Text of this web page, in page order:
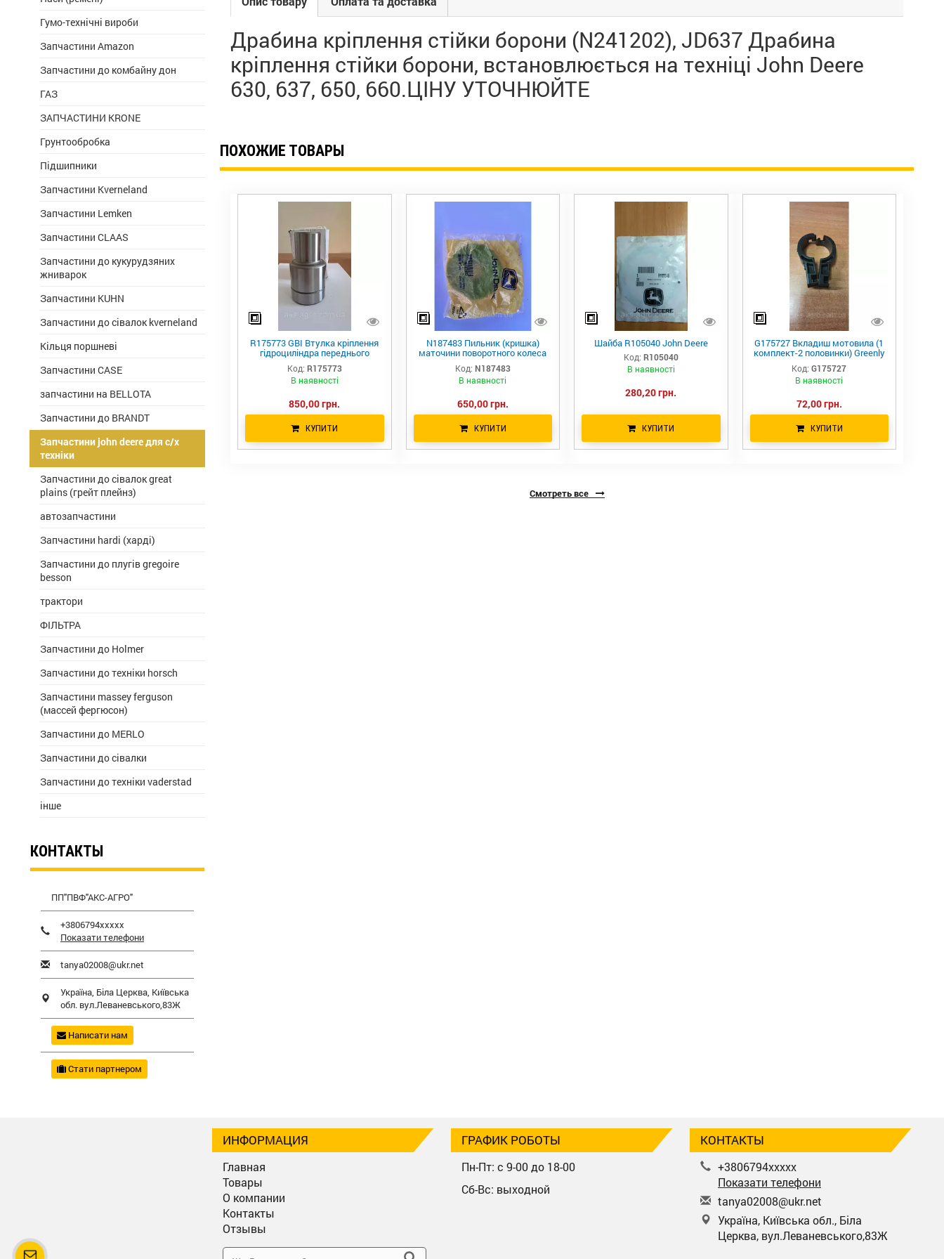
Драбина кріплення стійки борони (N241202), JD637 Драбина
кріплення стійки борони, встановлюється на техніці John Deere
630, 637, 650, 660.ЦІНУ УТОЧНЮЙТЕ
ПОХОЖИЕ ТОВАРЫ
R175773 GBI Втулка кріплення
гідроциліндра переднього
важеля підвіски R537928 JD
Код: R175773
В наявності
850,00 грн.
КУПИТИ
N187483 Пильник (кришка)
маточини поворотного колеса
john Deere
Код: N187483
В наявності
650,00 грн.
КУПИТИ
Шайба R105040 John Deere
Код: R105040
В наявності
280,20 грн.
КУПИТИ
G175727 Вкладиш мотовила (1
комплект-2 половинки) Greenly
Machinery H136954 G175727
H175727 9842300 243736
89842300 1347084C1
Код: G175727
В наявності
72,00 грн.
КУПИТИ
Смотреть все
Гумо-технічні вироби
Запчастини Amazon
Запчастини до комбайну дон
ГАЗ
ЗАПЧАСТИНИ KRONE
Грунтообробка
Підшипники
Запчастини Kverneland
Запчастини Lemken
Запчастини CLAAS
Запчастини до кукурудзяних
жниварок
Запчастини KUHN
Запчастини до сівалок kverneland
Кільця поршневі
Запчастини CASE
запчастини на BELLOTA
Запчастини до BRANDT
Запчастини john deere для с/х
техніки
Запчастини до сівалок great
plains (грейт плейнз)
автозапчастини
Запчастини hardi (харді)
Запчастини до плугів gregoire
besson
трактори
ФІЛЬТРА
Запчастини до Holmer
Запчастини до техніки horsch
Запчастини massey ferguson
(массей фергюсон)
Запчастини до MERLO
Запчастини до сівалки
Запчастини до техніки vaderstad
інше
КОНТАКТЫ
ПП"ПВФ"АКС-АГРО"
+3806794xxxxx
Показати телефони
tanya02008@ukr.net
Україна, Біла Церква, Київська
обл. вул.Леваневського,83Ж
Написати нам
Стати партнером
ИНФОРМАЦИЯ
Главная
Товары
О компании
Контакты
Отзывы
ГРАФИК РОБОТЫ
Пн-Пт: с 9-00 до 18-00
Сб-Вс: выходной
КОНТАКТЫ
+3806794xxxxx
Показати телефони
tanya02008@ukr.net
Україна, Київська обл., Біла
Церква, вул.Леваневського,83Ж